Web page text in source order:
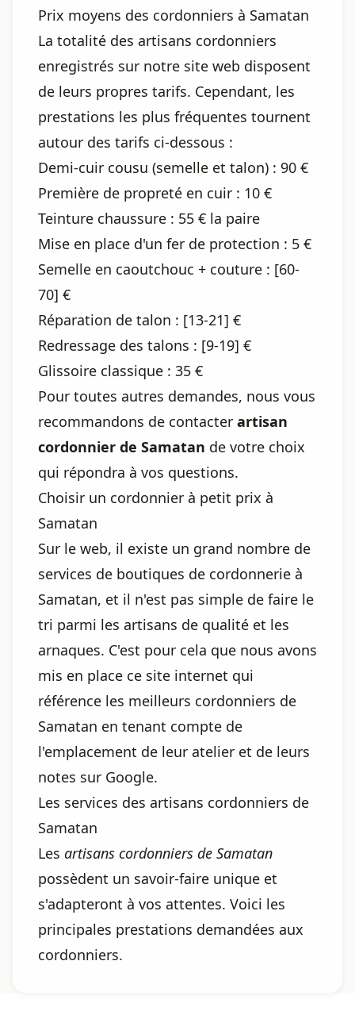
Prix moyens des cordonniers à Samatan
La totalité des artisans cordonniers
enregistrés sur notre site web disposent
de leurs propres tarifs. Cependant, les
prestations les plus fréquentes tournent
autour des tarifs ci-dessous :
Demi-cuir cousu (semelle et talon) : 90 €
Première de propreté en cuir : 10 €
Teinture chaussure : 55 € la paire
Mise en place d'un fer de protection : 5 €
Semelle en caoutchouc + couture : [60-
70] €
Réparation de talon : [13-21] €
Redressage des talons : [9-19] €
Glissoire classique : 35 €
Pour toutes autres demandes, nous vous
recommandons de contacter artisan
cordonnier de Samatan de votre choix
qui répondra à vos questions.
Choisir un cordonnier à petit prix à
Samatan
Sur le web, il existe un grand nombre de
services de boutiques de cordonnerie à
Samatan, et il n'est pas simple de faire le
tri parmi les artisans de qualité et les
arnaques. C'est pour cela que nous avons
mis en place ce site internet qui
référence les meilleurs cordonniers de
Samatan en tenant compte de
l'emplacement de leur atelier et de leurs
notes sur Google.
Les services des artisans cordonniers de
Samatan
Les artisans cordonniers de Samatan
possèdent un savoir-faire unique et
s'adapteront à vos attentes. Voici les
principales prestations demandées aux
cordonniers.